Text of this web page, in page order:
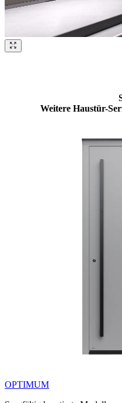
Weitere Haustür-
OPTIMUM